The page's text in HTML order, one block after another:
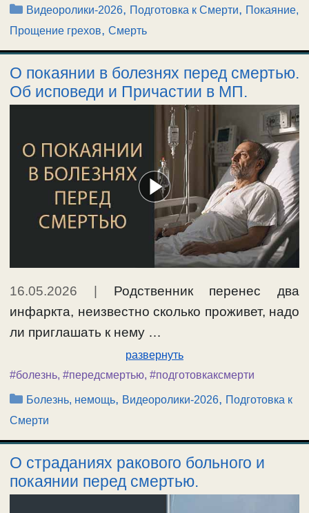
Рубрики
Видеоролики-2026, Подготовка к Смерти, Покаяние,
Прощение грехов, Смерть
О покаянии в болезнях перед смертью.
Об исповеди и Причастии в МП.
16.05.2026 | Родственник перенес два
инфаркта, неизвестно сколько проживет, надо
ли приглашать к нему …
развернуть
#болезнь, #передсмертью, #подготовкаксмерти
Рубрики
Болезнь, немощь, Видеоролики-2026, Подготовка к
Смерти
О страданиях ракового больного и
покаянии перед смертью.